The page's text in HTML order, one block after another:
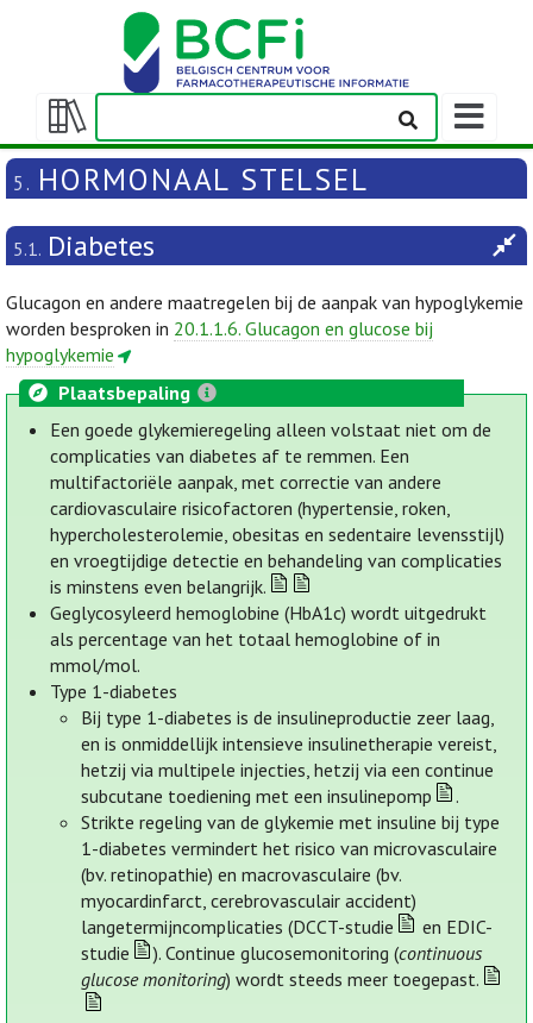
Weergeven/verbergen
inhoudstafel
5. HORMONAAL STELSEL
5.1. Diabetes
Glucagon en andere maatregelen bij de aanpak van hypoglykemie
worden besproken in 20.1.1.6. Glucagon en glucose bij
hypoglykemie
Plaatsbepaling
Een goede glykemieregeling alleen volstaat niet om de
complicaties van diabetes af te remmen. Een
multifactoriële aanpak, met correctie van andere
cardiovasculaire risicofactoren (hypertensie, roken,
hypercholesterolemie, obesitas en sedentaire levensstijl)
en vroegtijdige detectie en behandeling van complicaties
is minstens even belangrijk.
Geglycosyleerd hemoglobine (HbA1c) wordt uitgedrukt
als percentage van het totaal hemoglobine of in
mmol/mol.
Type 1-diabetes
Bij type 1-diabetes is de insulineproductie zeer laag,
en is onmiddellijk intensieve insulinetherapie vereist,
hetzij via multipele injecties, hetzij via een continue
subcutane toediening met een insulinepomp
.
Strikte regeling van de glykemie met insuline bij type
1-diabetes vermindert het risico van microvasculaire
(bv. retinopathie) en macrovasculaire (bv.
myocardinfarct, cerebrovasculair accident)
langetermijncomplicaties (DCCT-studie
en EDIC-
studie
). Continue glucosemonitoring (continuous
glucose monitoring) wordt steeds meer toegepast.